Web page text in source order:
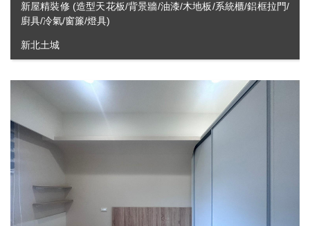
新屋精裝修 (造型天花板/背景牆/油漆/木地板/系統櫃/鋁框拉門/
廚具/冷氣/窗簾/燈具)
新北土城